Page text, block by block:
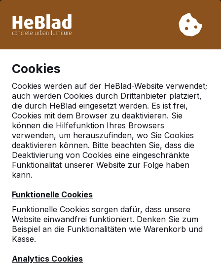
Woche 33 nicht. Bitte berücksichtigen Sie daher längere
Cookies
Cookies werden auf der HeBlad-Website verwendet;
auch werden Cookies durch Drittanbieter platziert,
die durch HeBlad eingesetzt werden. Es ist frei,
Cookies mit dem Browser zu deaktivieren. Sie
können die Hilfefunktion Ihres Browsers
verwenden, um herauszufinden, wo Sie Cookies
deaktivieren können. Bitte beachten Sie, dass die
Deaktivierung von Cookies eine eingeschränkte
Funktionalität unserer Website zur Folge haben
kann.
Funktionelle Cookies
Funktionelle Cookies sorgen dafür, dass unsere
Website einwandfrei funktioniert. Denken Sie zum
Beispiel an die Funktionalitäten wie Warenkorb und
Kasse.
Analytics Cookies
Multi-Spieltisch Standard